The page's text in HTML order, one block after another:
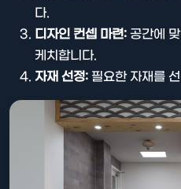
다.
디자인 컨셉 마련: 공간에
케치합니다.
자재 선정: 필요한 자재를